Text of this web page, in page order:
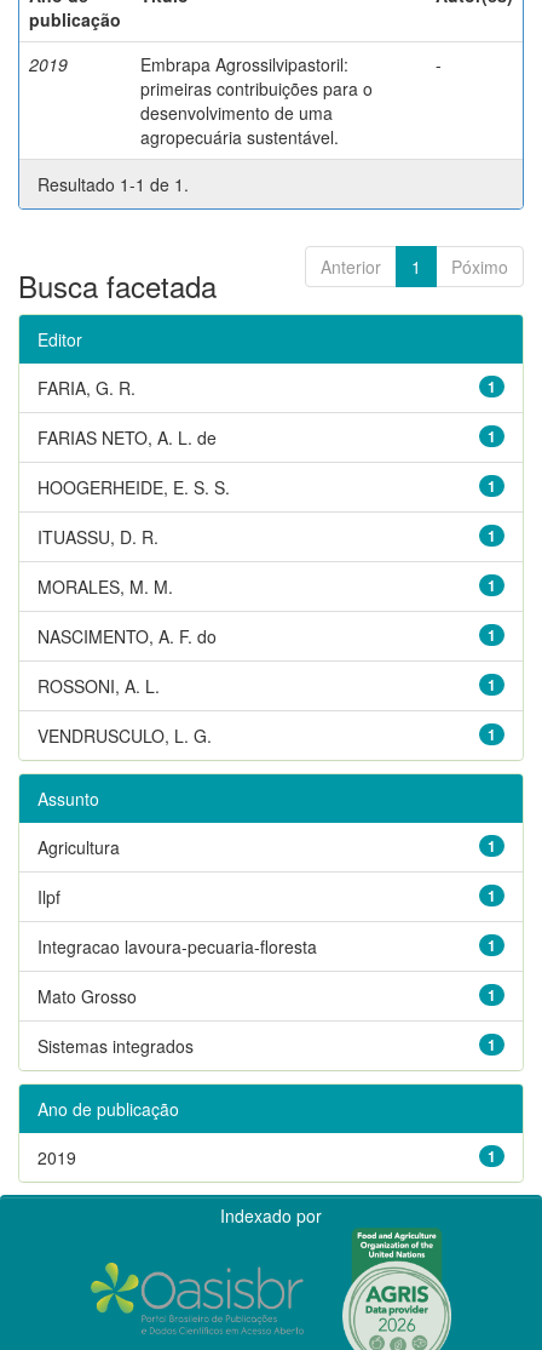
publicação
2019
Embrapa Agrossilvipastoril:
primeiras contribuições para o
desenvolvimento de uma
agropecuária sustentável.
-
Resultado 1-1 de 1.
Anterior 1 Póximo
Busca facetada
Editor
1
FARIA, G. R.
1
FARIAS NETO, A. L. de
1
HOOGERHEIDE, E. S. S.
1
ITUASSU, D. R.
1
MORALES, M. M.
1
NASCIMENTO, A. F. do
1
ROSSONI, A. L.
1
VENDRUSCULO, L. G.
Assunto
1
Agricultura
1
Ilpf
1
Integracao lavoura-pecuaria-floresta
1
Mato Grosso
1
Sistemas integrados
Ano de publicação
1
2019
Indexado por